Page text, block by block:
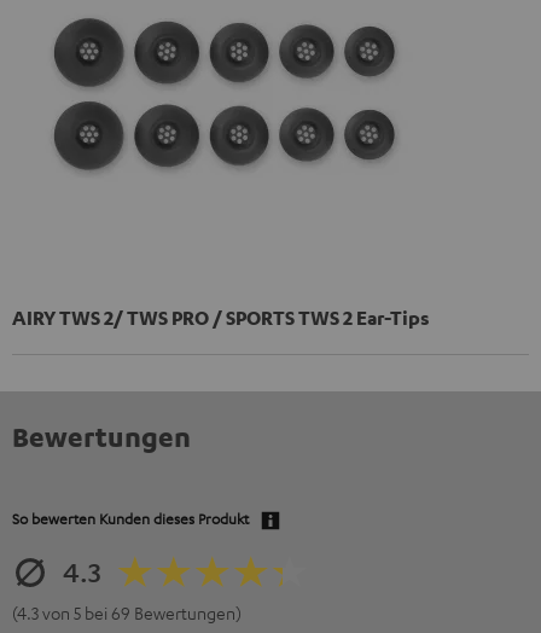
AIRY TWS 2/ TWS PRO / SPORTS TWS 2 Ear-Tips
Bewertungen
So bewerten Kunden dieses Produkt
4.3
(4.3 von 5 bei 69 Bewertungen)